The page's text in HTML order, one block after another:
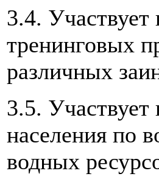
3.4.
тренинговых
различных
3.5. Участвует
населения по
водных